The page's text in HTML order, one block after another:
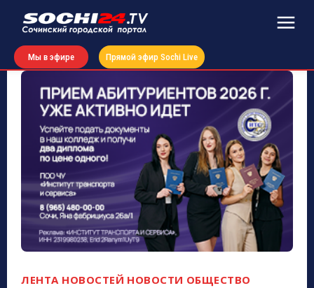
Мы в эфире Прямой эфир Sochi Live
ЛЕНТА НОВОСТЕЙ НОВОСТИ ОБЩЕСТВО